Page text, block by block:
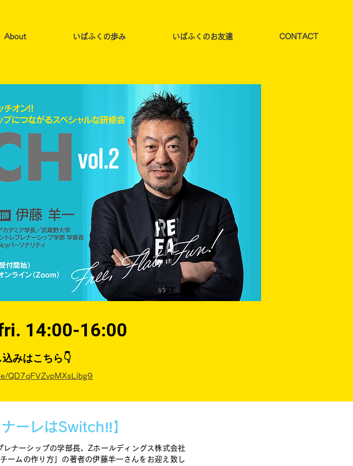
About いばふくの歩み いばふくのお友達 CONTACT
14:00-16:00
込みはこちら👇
QD7qFVZvpMXsLibg9
ナーレはSwitch‼️】
ナーシップの学部長、Zホールディングス株式会社
ームの作り方」の著者の伊藤羊一さんをお迎え致し